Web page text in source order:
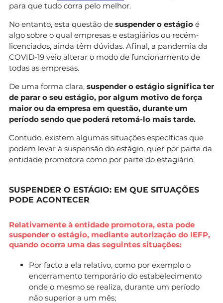
para que tudo corra pelo melhor.
No entanto, esta questão de suspender o estágio é
algo sobre o qual empresas e estagiários ou recém-
licenciados, ainda têm dúvidas. Afinal, a pandemia da
COVID-19 veio alterar o modo de funcionamento de
todas as empresas.
De uma forma clara, suspender o estágio significa ter
de parar o seu estágio, por algum motivo de força
maior ou da empresa em questão, durante um
período sendo que poderá retomá-lo mais tarde.
Contudo, existem algumas situações específicas que
podem levar à suspensão do estágio, quer por parte da
entidade promotora como por parte do estagiário.
SUSPENDER O ESTÁGIO: EM QUE SITUAÇÕES
PODE ACONTECER
Relativamente à entidade promotora, esta pode
suspender o estágio, mediante autorização do IEFP,
quando ocorra uma das seguintes situações:
Por facto a ela relativo, como por exemplo o
encerramento temporário do estabelecimento
onde o mesmo se realiza, durante um período
não superior a um mês;